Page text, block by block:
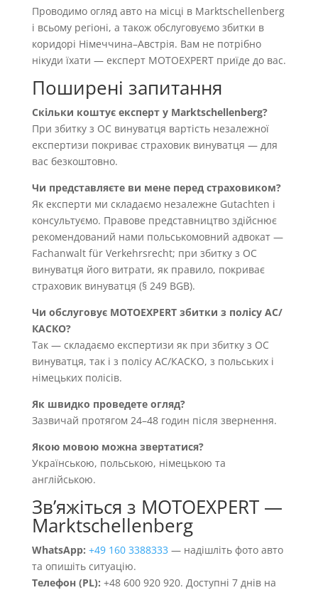
Проводимо огляд авто на місці в Marktschellenberg
і всьому регіоні, а також обслуговуємо збитки в
коридорі Німеччина–Австрія. Вам не потрібно
нікуди їхати — експерт MOTOEXPERT приїде до вас.
Поширені запитання
Скільки коштує експерт у Marktschellenberg?
При збитку з OC винуватця вартість незалежної
експертизи покриває страховик винуватця — для
вас безкоштовно.
Чи представляєте ви мене перед страховиком?
Як експерти ми складаємо незалежне Gutachten і
консультуємо. Правове представництво здійснює
рекомендований нами польськомовний адвокат —
Fachanwalt für Verkehrsrecht; при збитку з OC
винуватця його витрати, як правило, покриває
страховик винуватця (§ 249 BGB).
Чи обслуговує MOTOEXPERT збитки з полісу AC/
КАСКО?
Так — складаємо експертизи як при збитку з OC
винуватця, так і з полісу AC/КАСКО, з польських і
німецьких полісів.
Як швидко проведете огляд?
Зазвичай протягом 24–48 годин після звернення.
Якою мовою можна звертатися?
Українською, польською, німецькою та
англійською.
Звʼяжіться з MOTOEXPERT —
Marktschellenberg
WhatsApp: +49 160 3388333 — надішліть фото авто
та опишіть ситуацію.
Телефон (PL): +48 600 920 920. Доступні 7 днів на